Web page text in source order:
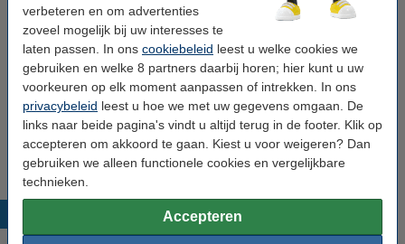
verbeteren en om advertenties
zoveel mogelijk bij uw interesses te
laten passen. In ons cookiebeleid leest u welke cookies we
gebruiken en welke 8 partners daarbij horen; hier kunt u uw
voorkeuren op elk moment aanpassen of intrekken. In ons
privacybeleid leest u hoe we met uw gegevens omgaan. De
links naar beide pagina's vindt u altijd terug in de footer. Klik op
accepteren om akkoord te gaan. Kiest u voor weigeren? Dan
gebruiken we alleen functionele cookies en vergelijkbare
technieken.
Accepteren
123inkt huismerk vervangt Brother TN-248XL
BK toner zwart hoge capaciteit
€ 49,50
Tip: papier meebestellen
123inkt kopieerpapier 1 doos van 2.500 vel A4 -
80 grams FSC® Mix Credit
€ 33,50
Populaire producten